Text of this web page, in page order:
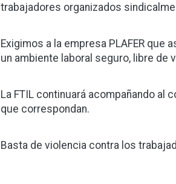
trabajadores organizados
Exigimos a la empresa PLAFER
un ambiente laboral seguro, libre de
La FTIL continuará acompañando al
que correspondan.
Basta de violencia contra los